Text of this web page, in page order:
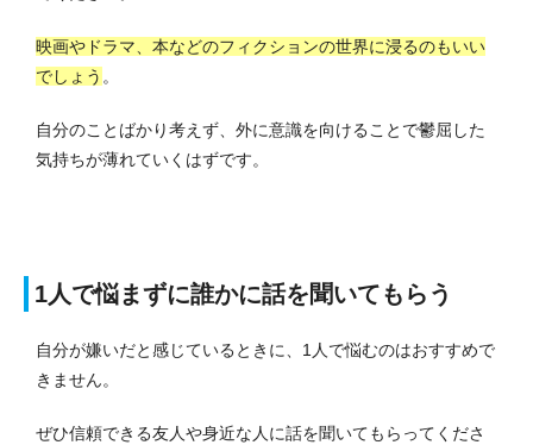
映画やドラマ、本などのフィクションの世界に浸るのもいい
でしょう 。
自分のことばかり考えず、外に意識を向けることで鬱屈した
気持ちが薄れていくはずです。
1人で悩まずに誰かに話を聞いてもらう
自分が嫌いだと感じているときに、1人で悩むのはおすすめで
きません。
ぜひ信頼できる友人や身近な人に話を聞いてもらってくださ